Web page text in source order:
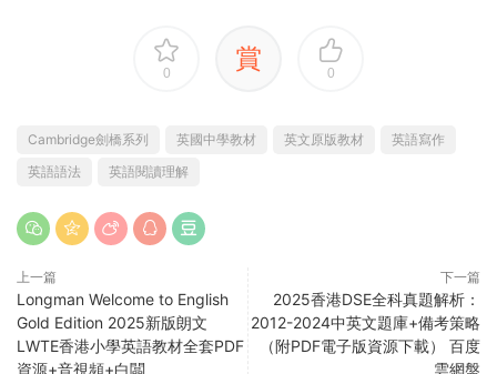
0 賞 0
Cambridge劍橋系列 英國中學教材 英文原版教材
英語寫作
英語語法
英語閱讀理解
上一篇
Longman Welcome to English
Gold Edition 2025新版朗文
LWTE香港小學英語教材全套PDF
資源+音視頻+白闆
下一篇
2025香港DSE全科真題解析：
2012-2024中英文題庫+備考策略
（附PDF電子版資源下載） 百度
雲網盤